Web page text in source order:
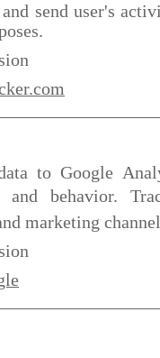
send user's
to Google
and behavior.
marketing